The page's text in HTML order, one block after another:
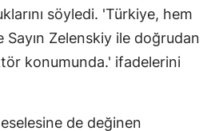
söyledi. 'Türkiye, hem
Sayın Zelenskiy ile doğrudan
konumunda.' ifadelerini
de değinen